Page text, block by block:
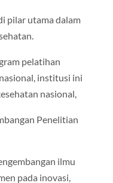
pilar utama dalam
pelatihan
institusi ini
nasional,
Penelitian
ilmu
pada inovasi,